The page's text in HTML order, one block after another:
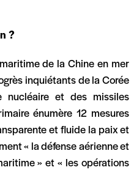
?
de la Chine en mer
inquiétants de la Corée
nucléaire et des missiles
énumère 12 mesures
et fluide la paix et
« la défense aérienne et
» et « les opérations